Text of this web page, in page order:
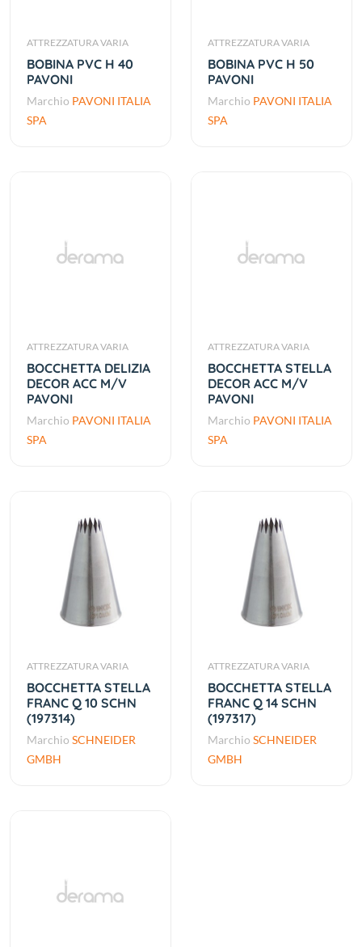
ATTREZZATURA VARIA
BOBINA PVC H 40
PAVONI
Marchio PAVONI ITALIA
SPA
ATTREZZATURA VARIA
BOBINA PVC H 50
PAVONI
Marchio PAVONI ITALIA
SPA
ATTREZZATURA VARIA
BOCCHETTA DELIZIA
DECOR ACC M/V
PAVONI
Marchio PAVONI ITALIA
SPA
ATTREZZATURA VARIA
BOCCHETTA STELLA
DECOR ACC M/V
PAVONI
Marchio PAVONI ITALIA
SPA
ATTREZZATURA VARIA
BOCCHETTA STELLA
FRANC Q 10 SCHN
(197314)
Marchio SCHNEIDER
GMBH
ATTREZZATURA VARIA
BOCCHETTA STELLA
FRANC Q 14 SCHN
(197317)
Marchio SCHNEIDER
GMBH